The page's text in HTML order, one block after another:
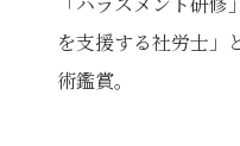
を支援する社労士」
術鑑賞。